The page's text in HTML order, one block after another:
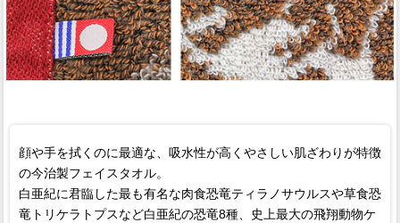
顔や手を拭くのに最適な、吸水性が高くやさしい肌ざわりが特徴
の今治製フェイスタオル。
白亜紀に君臨した最も有名な肉食恐竜ティラノサウルスや草食恐
竜トリケラトプスなど白亜紀の恐竜8種、史上最大の飛翔動物ケ